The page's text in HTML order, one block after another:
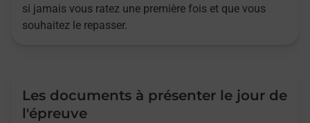
si jamais vous ratez une première fois et que vous
souhaitez le repasser.
Les documents à présenter le jour de
l'épreuve